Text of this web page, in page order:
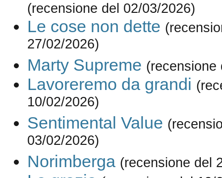
(recensione del 02/03/2026)
Le cose non dette
27/02/2026)
Marty Supreme (recensione
Lavoreremo da grandi
10/02/2026)
Sentimental Value
03/02/2026)
Norimberga (recensione del